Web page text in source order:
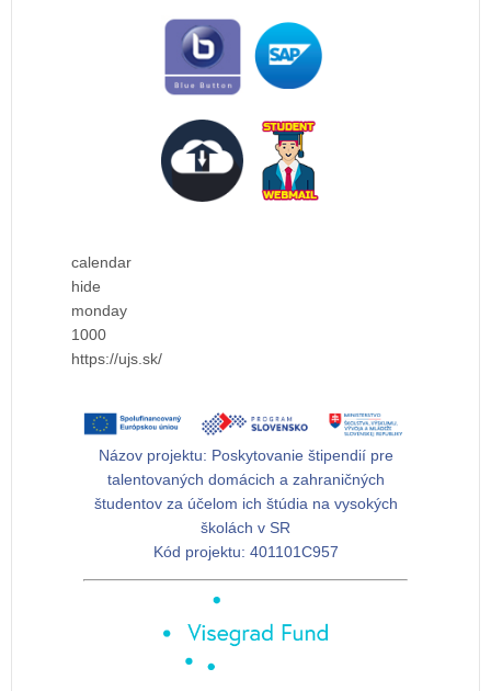
calendar
hide
monday
1000
https://ujs.sk/
Názov projektu: Poskytovanie štipendií pre
talentovaných domácich a zahraničných
študentov za účelom ich štúdia na vysokých
školách v SR
Kód projektu: 401101C957